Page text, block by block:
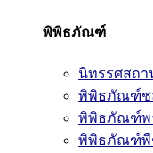
พิพิธภัณฑ์
นิทรรศสถา
พิพิธภัณฑ์ช
พิพิธภัณฑ์พ
พิพิธภัณฑ์พื